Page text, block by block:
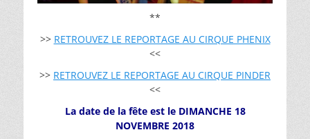
**
>> RETROUVEZ LE REPORTAGE AU CIRQUE PHENIX
<<
>> RETROUVEZ LE REPORTAGE AU CIRQUE PINDER
<<
La date de la fête est le DIMANCHE 18
NOVEMBRE 2018